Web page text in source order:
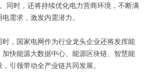
同时，还将持续优化电力营商环境，不断满
需求，激发内需潜力。
，国家电网作为行业龙头企业还将发挥能
快能源大数据中心、能源区块链、智慧能
引领带动全产业链共同发展。